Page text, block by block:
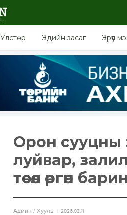
Улстөр Эдийн засаг Эрүүл
Орон сууцны
луйвар,
төсөл өргөн
Aдмин / Хууль 2026.03.11